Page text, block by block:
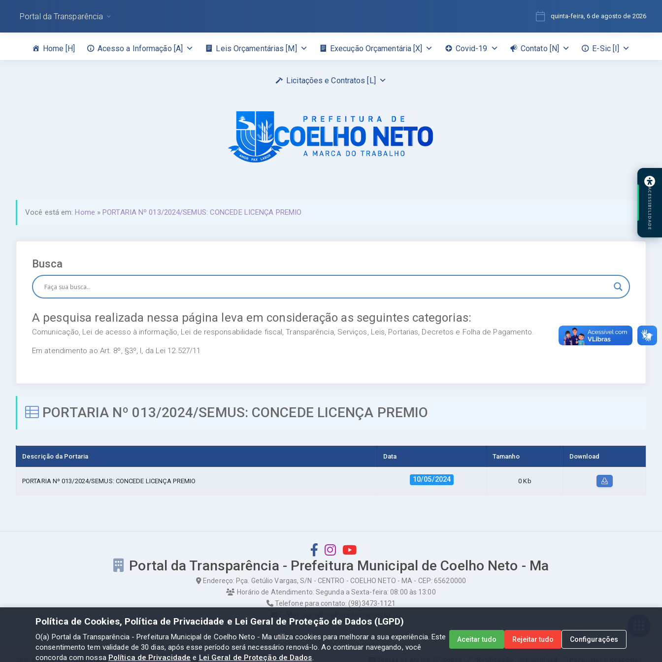
Home [H] Acesso a Informação [A] Leis Orçamentárias [M] Execução Orçamentária [X] Covid-19 Contato [N] E-Sic [I]
Licitações e Contratos [L]
Portal da Transparência quinta-feira, 6 de agosto de 2026
Você está em:Home »PORTARIA Nº 013/2024/SEMUS: CONCEDE LICENÇA PREMIO
Busca
A pesquisa realizada nessa página leva em consideração as seguintes categorias:
Comunicação, Lei de acesso à informação, Lei de responsabilidade fiscal, Transparência, Serviços, Leis, Portarias, Decretos e Folha de Pagamento.
Em atendimento ao Art. 8º, §3º, I, da Lei 12.527/11
PORTARIA Nº 013/2024/SEMUS: CONCEDE LICENÇA PREMIO
Descrição da Portaria Data Tamanho Download
PORTARIA Nº 013/2024/SEMUS: CONCEDE LICENÇA PREMIO 10/05/2024 0 Kb
Portal da Transparência - Prefeitura Municipal de Coelho Neto - Ma
Endereço: Pça. Getúlio Vargas, S/N - CENTRO - COELHO NETO - MA - CEP: 65620000
Horário de Atendimento: Segunda a Sexta-feira: 08:00 às 13:00
Telefone para contato: (98)3473-1121
2026 ©Portal da Transparência - Prefeitura Municipal de Coelho Neto - Ma
ACESSIBILIDADE
Política de Cookies, Política de Privacidade e Lei Geral de Proteção de Dados (LGPD)
O(a) Portal da Transparência - Prefeitura Municipal de Coelho Neto - Ma utiliza cookies para melhorar a sua experiência. Este
consentimento tem validade de 30 dias, após esse período será necessário renová-lo. Ao continuar navegando, você
concorda com nossa Política de Privacidade e Lei Geral de Proteção de Dados.
Aceitar tudo Rejeitar tudo Configurações